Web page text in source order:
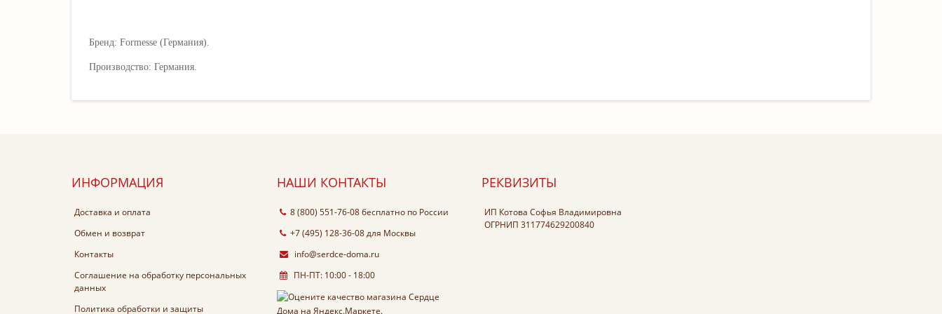
Бренд: Formesse (Германия).
Производство: Германия.
ИНФОРМАЦИЯ
Доставка и оплата
Обмен и возврат
Контакты
Соглашение на обработку персональных
данных
Политика обработки и защиты
НАШИ КОНТАКТЫ
8 (800) 551-76-08бесплатно по России
+7 (495) 128-36-08для Москвы
info@serdce-doma.ru
ПН-ПТ: 10:00 - 18:00
РЕКВИЗИТЫ
ИП Котова Софья Владимировна
ОГРНИП 311774629200840